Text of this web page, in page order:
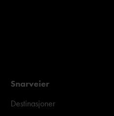
Snarveier
Destinasjoner